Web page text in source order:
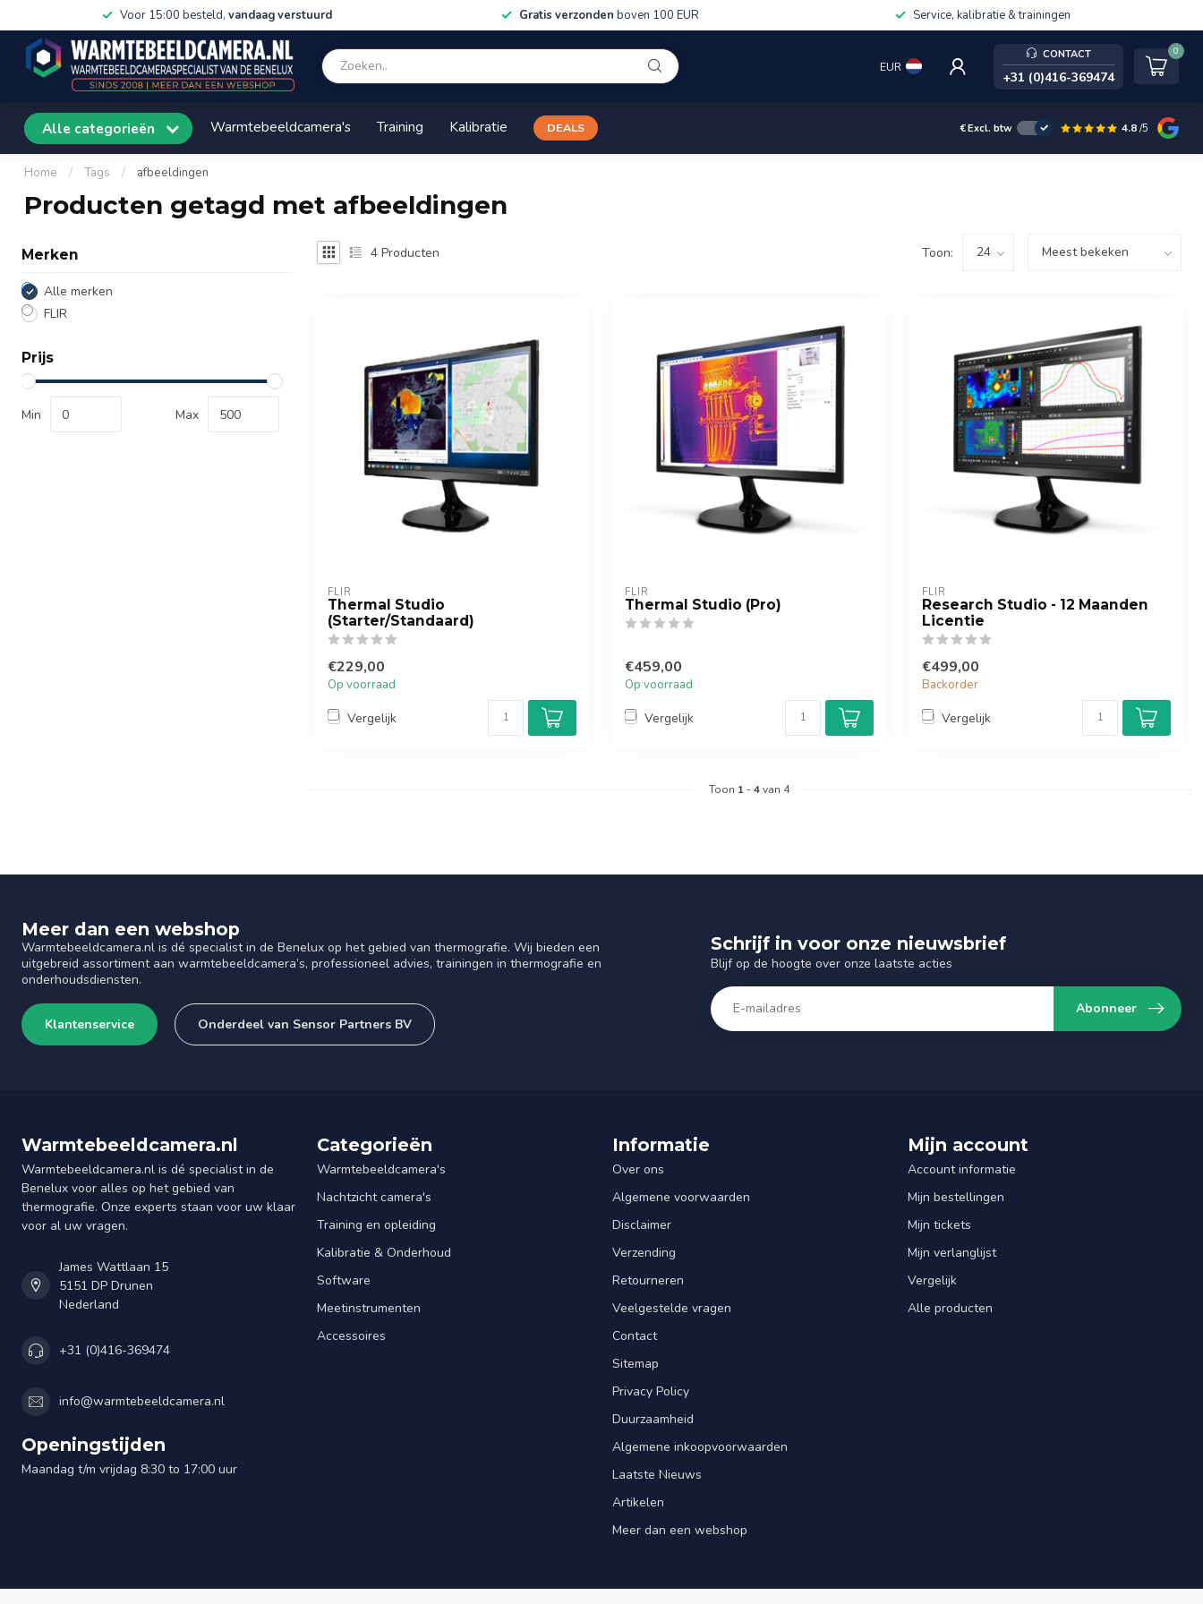
Voor 15:00 besteld, vandaag verstuurd Gratis verzonden boven 100 EUR Service, kalibratie & trainingen
EUR
CONTACT
+31 (0)416-369474
0
Alle categorieën Warmtebeeldcamera's Training Kalibratie DEALS €Excl. btw 4.8/5
Home / Tags / afbeeldingen
Producten getagd met afbeeldingen
Merken
Alle merken
FLIR
Prijs
Min Max
4 Producten Toon:
FLIR
Thermal Studio
(Starter/Standaard)
€229,00
Op voorraad
Vergelijk
FLIR
Thermal Studio (Pro)
€459,00
Op voorraad
Vergelijk
FLIR
Research Studio - 12 Maanden
Licentie
€499,00
Backorder
Vergelijk
Toon 1 -4van 4
Meer dan een webshop
Warmtebeeldcamera.nl is dé specialist in de Benelux op het gebied van thermografie. Wij bieden een
uitgebreid assortiment aan warmtebeeldcamera’s, professioneel advies, trainingen in thermografie en
onderhoudsdiensten.
Klantenservice Onderdeel van Sensor Partners BV
Schrijf in voor onze nieuwsbrief
Blijf op de hoogte over onze laatste acties
Abonneer
Warmtebeeldcamera.nl
Warmtebeeldcamera.nl is dé specialist in de
Benelux voor alles op het gebied van
thermografie. Onze experts staan voor uw klaar
voor al uw vragen.
James Wattlaan 15
5151 DP Drunen
Nederland
+31 (0)416-369474
info@warmtebeeldcamera.nl
Openingstijden
Maandag t/m vrijdag 8:30 to 17:00 uur
Categorieën
Warmtebeeldcamera's
Nachtzicht camera's
Training en opleiding
Kalibratie & Onderhoud
Software
Meetinstrumenten
Accessoires
Informatie
Over ons
Algemene voorwaarden
Disclaimer
Verzending
Retourneren
Veelgestelde vragen
Contact
Sitemap
Privacy Policy
Duurzaamheid
Algemene inkoopvoorwaarden
Laatste Nieuws
Artikelen
Meer dan een webshop
Mijn account
Account informatie
Mijn bestellingen
Mijn tickets
Mijn verlanglijst
Vergelijk
Alle producten